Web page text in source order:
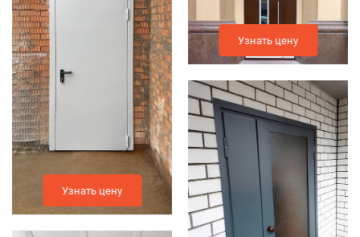
Узнать цену
Узнать цену